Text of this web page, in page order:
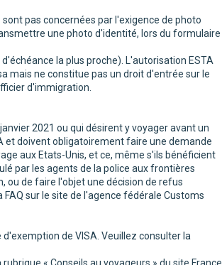
pas concernées par l'exigence de photo
une photo d'identité, lors du formulaire
la plus proche). L'autorisation ESTA
mais ne constitue pas un droit d'entrée sur le
d'immigration.
2021 ou qui désirent y voyager avant un
et doivent obligatoirement faire une demande
aux Etats-Unis, et ce, même s'ils bénéficient
par les agents de la police aux frontières
ou de faire l'objet une décision de refus
sur le site de l'agence fédérale Customs
de VISA. Veuillez consulter la